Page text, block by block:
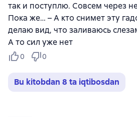
так и поступлю. Совсем через
Пока же… – А кто снимет эту
делаю вид, что заливаюсь
А то сил уже нет
0 0
Bu kitobdan 8 ta iqtibosdan